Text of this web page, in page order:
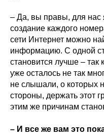
– Да, вы правы, для нас
создание каждого
сети Интернет можно
информацию. С одной
становится лучше – так
уже осталось не так
не слышали, о которых
стороны, держать этот
этим же причинам
– И все же вам это